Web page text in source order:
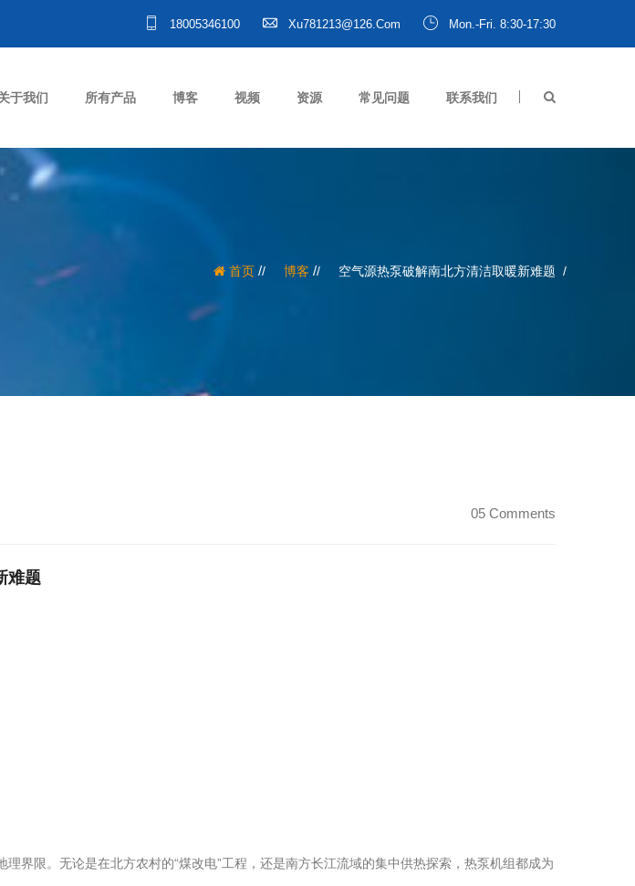
18005346100 Xu781213@126.com Mon.-Fri. 8:30-17:30
于我们 所有产品 博客 视频 资源 常见问题 联系我们
首页 / 博客 / 空气源热泵破解南北方清洁取暖新难题
05 Comments
难题
理界限。无论是在北方农村的“煤改电”工程，还是南方长江流域的集中供热探索，热泵机组都成为